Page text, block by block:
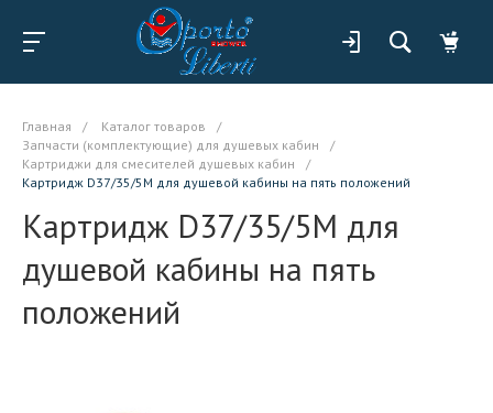
Главная / Каталог товаров
/
Запчасти (комплектующие) для душевых кабин
/
Картриджи для смесителей душевых кабин
/
Картридж D37/35/5М для душевой кабины на пять положений
Картридж D37/35/5М для
душевой кабины на пять
положений